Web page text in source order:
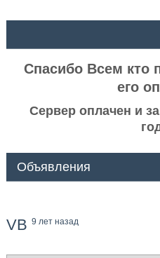
Спасибо Всем кто
его
Сервер оплачен и
Объявления
VB 9 лет назад